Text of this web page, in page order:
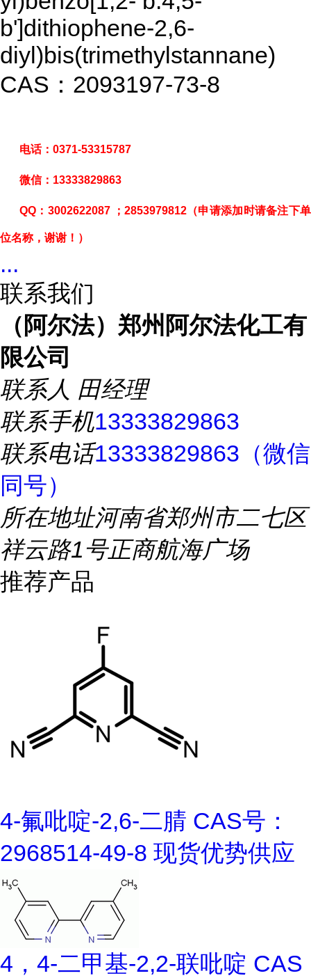
b']dithiophene-2,6-
diyl)bis(trimethylstannane)
CAS：2093197-73-8
电话： 0371-53315787
微信： 13333829863
QQ ： 3002622087 ； 2853979812（申请添加时请备注下单
位名称，谢谢！）
...
联系我们
（阿尔法）郑州阿尔法化工有
限公司
联系人 田经理
联系手机13333829863
联系电话13333829863（微信
同号）
所在地址河南省郑州市二七区
祥云路1号正商航海广场
推荐产品
4-氟吡啶-2,6-二腈 CAS号：
2968514-49-8 现货优势供应
4，4-二甲基-2,2-联吡啶 CAS